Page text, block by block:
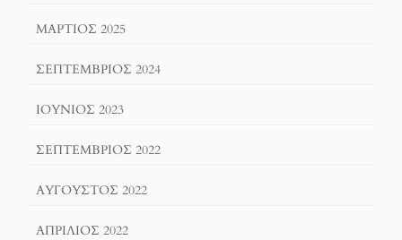
ΜΆΡΤΙΟΣ 2025
ΣΕΠΤΈΜΒΡΙΟΣ 2024
ΙΟΎΝΙΟΣ 2023
ΣΕΠΤΈΜΒΡΙΟΣ 2022
ΑΎΓΟΥΣΤΟΣ 2022
ΑΠΡΊΛΙΟΣ 2022